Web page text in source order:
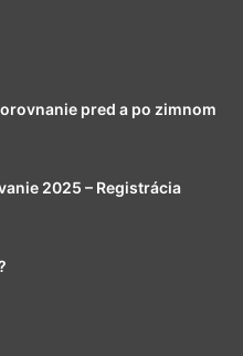
pred a po zimnom
2025 – Registrácia